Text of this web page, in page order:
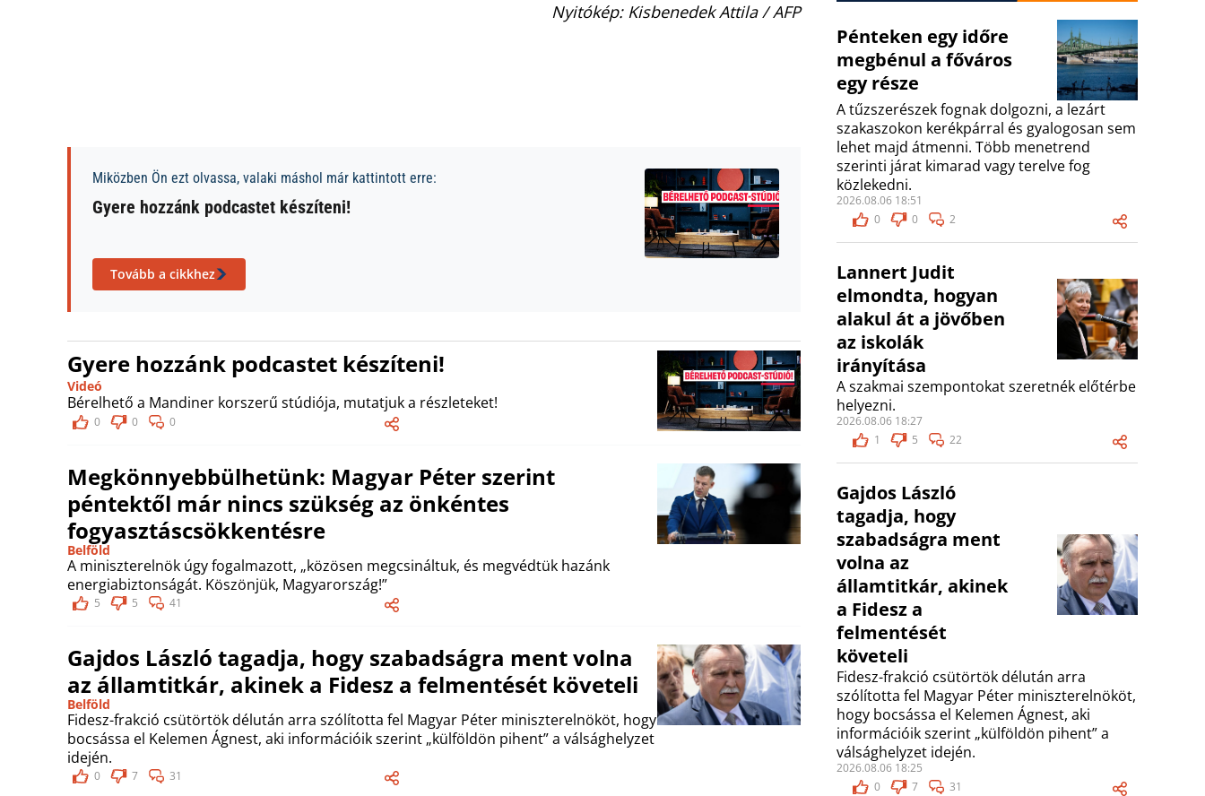
Nyitókép: Kisbenedek Attila / AFP
Miközben Ön ezt olvassa, valaki máshol már kattintott erre:
Gyere hozzánk podcastet készíteni!
Tovább a cikkhez
Gyere hozzánk podcastet készíteni!
Videó
Bérelhető a Mandiner korszerű stúdiója, mutatjuk a részleteket!
0 0 0
Megkönnyebbülhetünk: Magyar Péter szerint
péntektől már nincs szükség az önkéntes
fogyasztáscsökkentésre
Belföld
A miniszterelnök úgy fogalmazott, „közösen megcsináltuk, és megvédtük hazánk
energiabiztonságát. Köszönjük, Magyarország!”
5 5 41
Gajdos László tagadja, hogy szabadságra ment volna
az államtitkár, akinek a Fidesz a felmentését követeli
Belföld
Fidesz-frakció csütörtök délután arra szólította fel Magyar Péter miniszterelnököt, hogy
bocsássa el Kelemen Ágnest, aki információik szerint „külföldön pihent” a válsághelyzet
idején.
0 7 31
Pénteken egy időre
megbénul a főváros
egy része
A tűzszerészek fognak dolgozni, a lezárt
szakaszokon kerékpárral és gyalogosan sem
lehet majd átmenni. Több menetrend
szerinti járat kimarad vagy terelve fog
közlekedni.
2026.08.06 18:51
0
0 2
Lannert Judit
elmondta, hogyan
alakul át a jövőben
az iskolák
irányítása
A szakmai szempontokat szeretnék előtérbe
helyezni.
2026.08.06 18:27
1
5 22
Gajdos László
tagadja, hogy
szabadságra ment
volna az
államtitkár, akinek
a Fidesz a
felmentését
követeli
Fidesz-frakció csütörtök délután arra
szólította fel Magyar Péter miniszterelnököt,
hogy bocsássa el Kelemen Ágnest, aki
információik szerint „külföldön pihent” a
válsághelyzet idején.
2026.08.06 18:25
0
7 31